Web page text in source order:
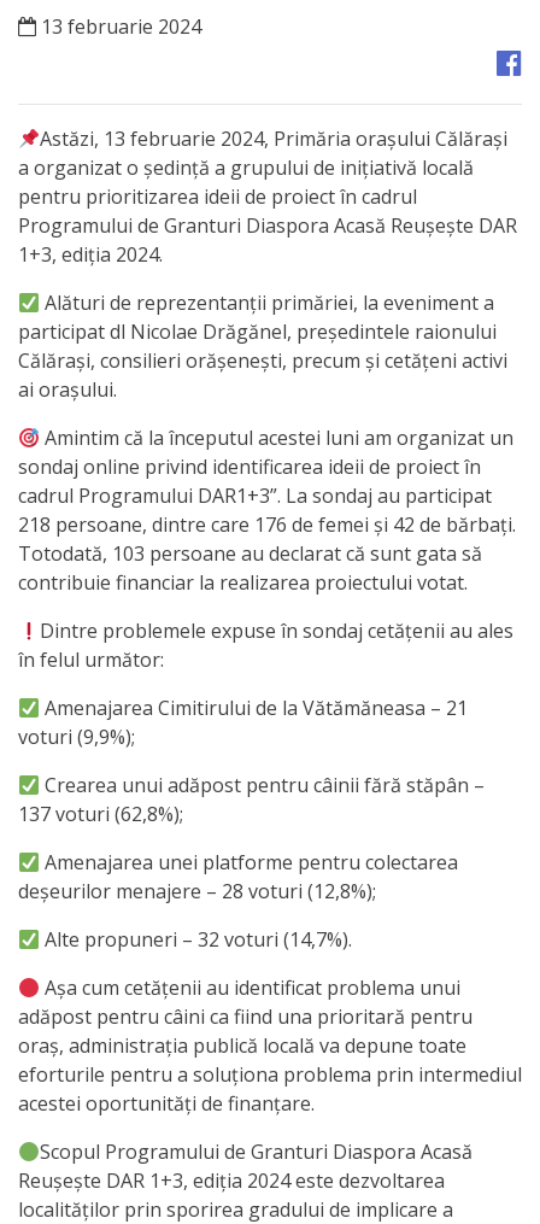
Strategii
Registrul
de
Stat
al
Actelor
Locale
Primăria
Aparatul
Primăriei
Lista
colaboratorilor
Primăriei
Călăraşi
Contabilitate
Serviciul
Arhitectură
Urbanism
Serviciul
de
Atragere
a
13 februarie 2024
Astăzi, 13 februarie 2024, Primăria orașului Călărași
a organizat o ședință a grupului de inițiativă locală
pentru prioritizarea ideii de proiect în cadrul
Programului de Granturi Diaspora Acasă Reușește DAR
1+3, ediția 2024.
Alături de reprezentanții primăriei, la eveniment a
participat dl Nicolae Drăgănel, președintele raionului
Călărași, consilieri orășenești, precum și cetățeni activi
ai orașului.
Amintim că la începutul acestei luni am organizat un
sondaj online privind identificarea ideii de proiect în
cadrul Programului DAR1+3”. La sondaj au participat
218 persoane, dintre care 176 de femei și 42 de bărbați.
Totodată, 103 persoane au declarat că sunt gata să
contribuie financiar la realizarea proiectului votat.
Dintre problemele expuse în sondaj cetățenii au ales
în felul următor:
Amenajarea Cimitirului de la Vătămăneasa – 21
voturi (9,9%);
Crearea unui adăpost pentru câinii fără stăpân –
137 voturi (62,8%);
Amenajarea unei platforme pentru colectarea
deșeurilor menajere – 28 voturi (12,8%);
Alte propuneri – 32 voturi (14,7%).
Așa cum cetățenii au identificat problema unui
adăpost pentru câini ca fiind una prioritară pentru
oraș, administrația publică locală va depune toate
eforturile pentru a soluționa problema prin intermediul
acestei oportunități de finanțare.
Scopul Programului de Granturi Diaspora Acasă
Reușește DAR 1+3, ediția 2024 este dezvoltarea
localităților prin sporirea gradului de implicare a